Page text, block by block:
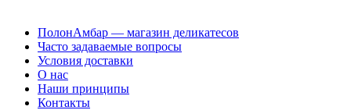
ПолонАмбар — магазин деликатесов
Часто задаваемые вопросы
Условия доставки
О нас
Наши принципы
Контакты